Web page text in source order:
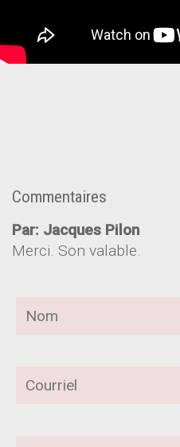
Commentaires
Par: Jacques Pilon
Merci. Son valable.